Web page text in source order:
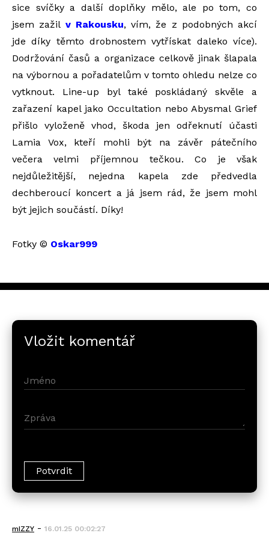
sice svíčky a další doplňky mělo, ale po tom, co
jsem zažil v Rakousku, vím, že z podobných akcí
jde díky těmto drobnostem vytřískat daleko více).
Dodržování časů a organizace celkově jinak šlapala
na výbornou a pořadatelům v tomto ohledu nelze co
vytknout. Line-up byl také poskládaný skvěle a
zařazení kapel jako Occultation nebo Abysmal Grief
přišlo vyloženě vhod, škoda jen odřeknutí účasti
Lamia Vox, kteří mohli být na závěr pátečního
večera velmi příjemnou tečkou. Co je však
nejdůležitější, nejedna kapela zde předvedla
dechberoucí koncert a já jsem rád, že jsem mohl
být jejich součástí. Díky!
Fotky © Oskar999
Vložit komentář
mIZZY - 16.01.25 00:02:27